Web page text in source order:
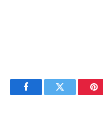
FacebookTwitter